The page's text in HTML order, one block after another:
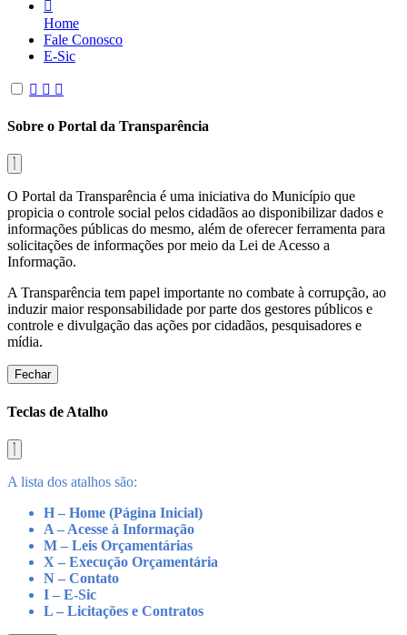
Home
Fale Conosco
E-Sic
Sobre o Portal da Transparência
O Portal da Transparência é uma iniciativa do Município que
propicia o controle social pelos cidadãos ao disponibilizar dados e
informações públicas do mesmo, além de oferecer ferramenta para
solicitações de informações por meio da Lei de Acesso a
Informação.
A Transparência tem papel importante no combate à corrupção, ao
induzir maior responsabilidade por parte dos gestores públicos e
controle e divulgação das ações por cidadãos, pesquisadores e
mídia.
Fechar
Teclas de Atalho
A lista dos atalhos são:
H – Home (Página Inicial)
A – Acesse à Informação
M – Leis Orçamentárias
X – Execução Orçamentária
N – Contato
I – E-Sic
L – Licitações e Contratos